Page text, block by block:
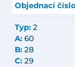
Objednací
Typ: 2
A: 60
B: 28
C: 29